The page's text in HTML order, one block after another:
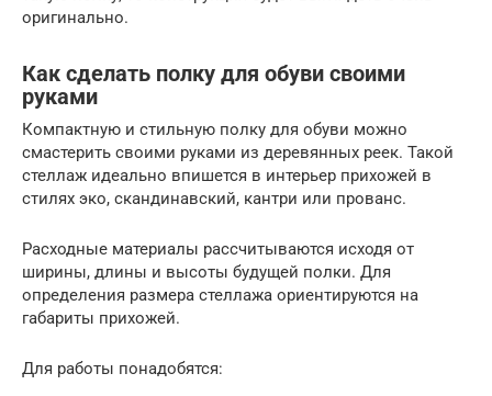
оригинально.
Как сделать полку для обуви своими
руками
Компактную и стильную полку для обуви можно
смастерить своими руками из деревянных реек. Такой
стеллаж идеально впишется в интерьер прихожей в
стилях эко, скандинавский, кантри или прованс.
Расходные материалы рассчитываются исходя от
ширины, длины и высоты будущей полки. Для
определения размера стеллажа ориентируются на
габариты прихожей.
Для работы понадобятся: